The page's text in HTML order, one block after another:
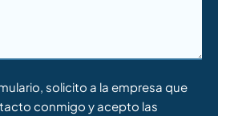
solicito a la empresa que
conmigo y acepto las